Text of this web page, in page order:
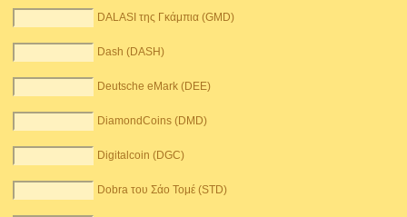
DALASI της Γκάμπια (GMD)
Dash (DASH)
Deutsche eMark (DEE)
DiamondCoins (DMD)
Digitalcoin (DGC)
Dobra του Σάο Τομέ (STD)